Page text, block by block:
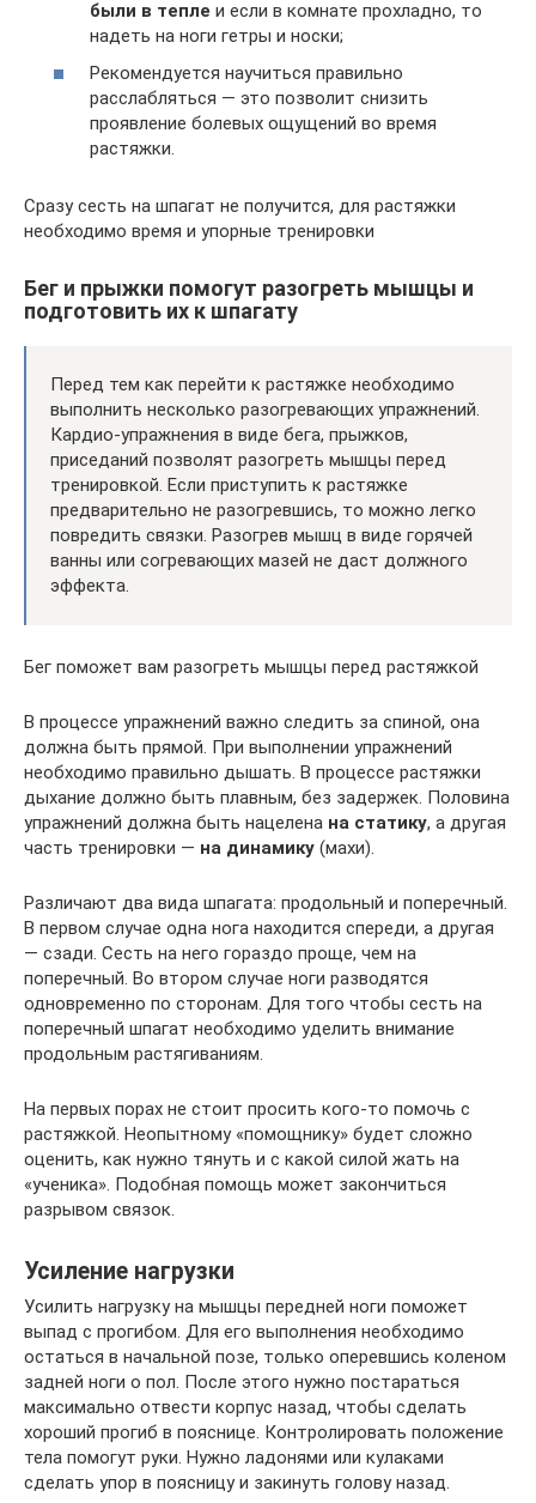
были в тепле и если в комнате прохладно, то
надеть на ноги гетры и носки;
Рекомендуется научиться правильно
расслабляться — это позволит снизить
проявление болевых ощущений во время
растяжки.
Сразу сесть на шпагат не получится, для растяжки
необходимо время и упорные тренировки
Бег и прыжки помогут разогреть мышцы и
подготовить их к шпагату
Перед тем как перейти к растяжке необходимо
выполнить несколько разогревающих упражнений.
Кардио-упражнения в виде бега, прыжков,
приседаний позволят разогреть мышцы перед
тренировкой. Если приступить к растяжке
предварительно не разогревшись, то можно легко
повредить связки. Разогрев мышц в виде горячей
ванны или согревающих мазей не даст должного
эффекта.
Бег поможет вам разогреть мышцы перед растяжкой
В процессе упражнений важно следить за спиной, она
должна быть прямой. При выполнении упражнений
необходимо правильно дышать. В процессе растяжки
дыхание должно быть плавным, без задержек. Половина
упражнений должна быть нацелена на статику, а другая
часть тренировки — на динамику (махи).
Различают два вида шпагата: продольный и поперечный.
В первом случае одна нога находится спереди, а другая
— сзади. Сесть на него гораздо проще, чем на
поперечный. Во втором случае ноги разводятся
одновременно по сторонам. Для того чтобы сесть на
поперечный шпагат необходимо уделить внимание
продольным растягиваниям.
На первых порах не стоит просить кого-то помочь с
растяжкой. Неопытному «помощнику» будет сложно
оценить, как нужно тянуть и с какой силой жать на
«ученика». Подобная помощь может закончиться
разрывом связок.
Усиление нагрузки
Усилить нагрузку на мышцы передней ноги поможет
выпад с прогибом. Для его выполнения необходимо
остаться в начальной позе, только оперевшись коленом
задней ноги о пол. После этого нужно постараться
максимально отвести корпус назад, чтобы сделать
хороший прогиб в пояснице. Контролировать положение
тела помогут руки. Нужно ладонями или кулаками
сделать упор в поясницу и закинуть голову назад.